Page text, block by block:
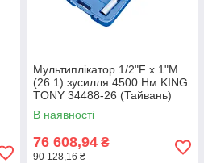
Мультиплікатор 1/2"F x 1"M
(26:1) зусилля 4500 Нм KING
TONY 34488-26 (Тайвань)
В наявності
76 608,94 ₴
90 128,16 ₴